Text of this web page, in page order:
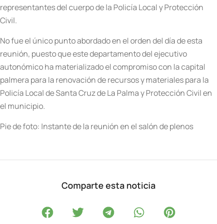
representantes del cuerpo de la Policía Local y Protección
Civil.
No fue el único punto abordado en el orden del día de esta
reunión, puesto que este departamento del ejecutivo
autonómico ha materializado el compromiso con la capital
palmera para la renovación de recursos y materiales para la
Policía Local de Santa Cruz de La Palma y Protección Civil en
el municipio.
Pie de foto: Instante de la reunión en el salón de plenos
Comparte esta noticia